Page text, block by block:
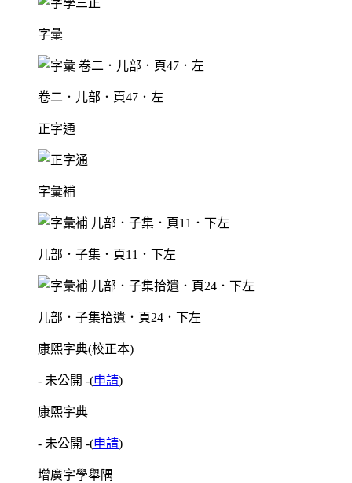
字彙
卷二．儿部．頁47．左
正字通
字彙補
儿部．子集．頁11．下左
儿部．子集拾遺．頁24．下左
康熙字典(校正本)
- 未公開 -(申請)
康熙字典
- 未公開 -(申請)
增廣字學舉隅